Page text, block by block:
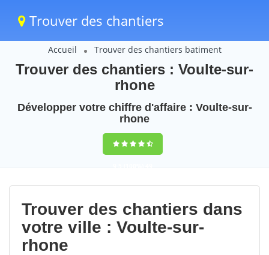
Trouver des chantiers
Accueil Trouver des chantiers batiment
Trouver des chantiers : Voulte-sur-
rhone
Développer votre chiffre d'affaire : Voulte-sur-
rhone
9,5(100%)49
votes
Trouver des chantiers dans
votre ville : Voulte-sur-
rhone